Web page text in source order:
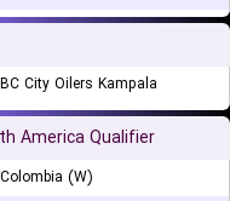
BC City Oilers Kampala
America Qualifier
Colombia (W)